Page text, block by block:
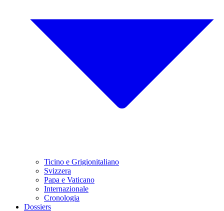
Ticino e Grigionitaliano
Svizzera
Papa e Vaticano
Internazionale
Cronologia
Dossiers